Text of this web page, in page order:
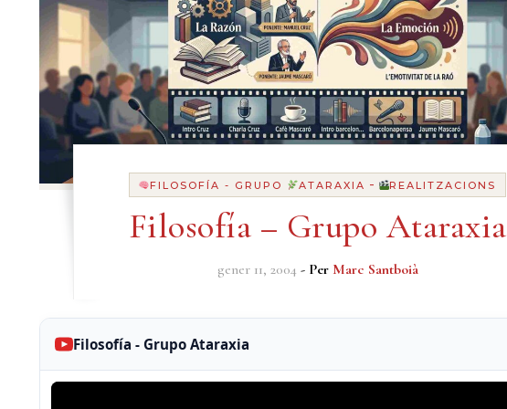
FILOSOFÍA - GRUPO ATARAXIA - REALITZACIONS
Filosofía – Grupo Ataraxia
gener 11, 2004 - Per Marc Santboià
Filosofía - Grupo Ataraxia